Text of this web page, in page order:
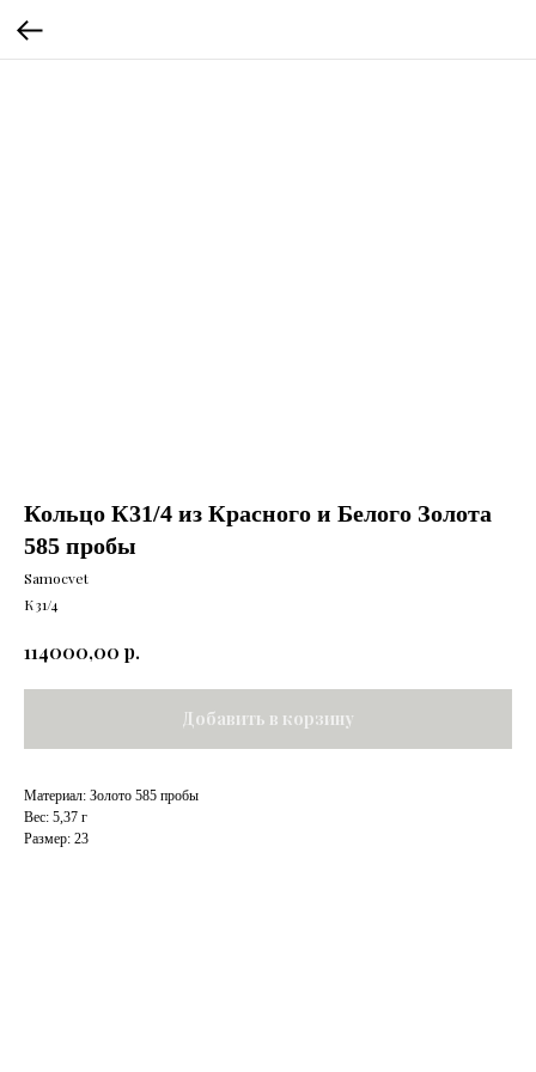
Кольцо К31/4 из Красного и Белого Золота
585 пробы
Samocvet
К31/4
114000,00 р.
Добавить в корзину
Материал: Золото 585 пробы
Вес: 5,37 г
Размер: 23